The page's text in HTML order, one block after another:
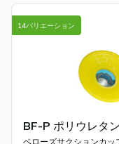
BF-P ポリウレタン
ベローズサクションカッ
14バリエーション